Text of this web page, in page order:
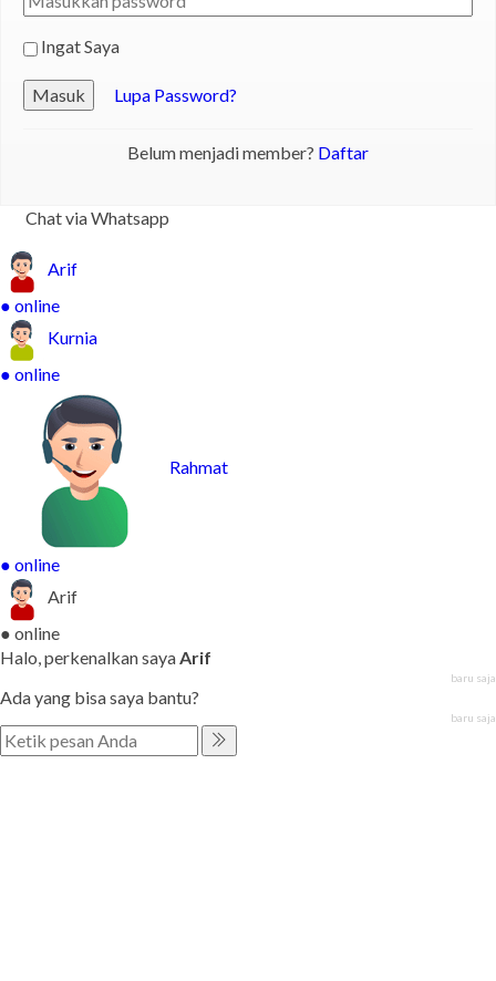
Ingat Saya
Masuk Lupa Password?
Belum menjadi member? Daftar
Chat via Whatsapp
Arif
● online
Kurnia
● online
Rahmat
● online
Arif
● online
Halo, perkenalkan saya Arif
baru saja
Ada yang bisa saya bantu?
baru saja